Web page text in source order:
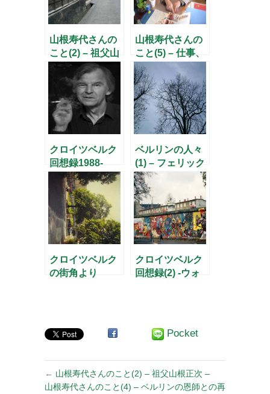
山根寿代さんの
こと(2) – 祖父山
根正次 –
山根寿代さんの
こと(5) – 仕事、
旅、そして人生
–
クロイツベルク
回想録1988-
89(3) -この街に
生きる人々-
ベルリンの人々
(1) – フェリック
ス・メンデルス
ゾーン –
クロイツベルク
の街角より
クロイツベルク
回想録(2) -ウォ
Pocket
← 山根寿代さんのこと(2) – 祖父山根正次 –
山根寿代さんのこと(4) – ベルリンの恩師との再